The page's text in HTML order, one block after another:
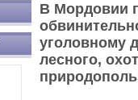
В Мордовии
уголовному
лесного,